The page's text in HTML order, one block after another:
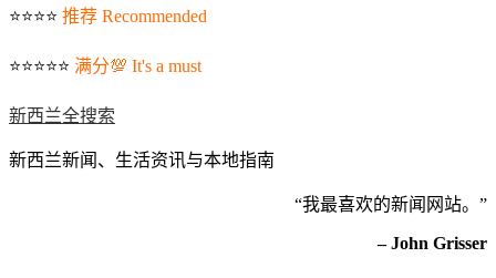
⭐️⭐️⭐️⭐️ 推荐 Recommended
⭐️⭐️⭐️⭐️⭐️ 满分💯 It's a must
新西兰全搜索
新西兰新闻、生活资讯与本地指南
“我最喜欢的新闻网站。”
– John Grisser